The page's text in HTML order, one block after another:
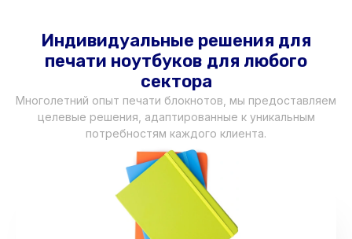
Индивидуальные решения для
печати ноутбуков для любого
сектора
Многолетний опыт печати блокнотов, мы предоставляем
целевые решения, адаптированные к уникальным
потребностям каждого клиента.